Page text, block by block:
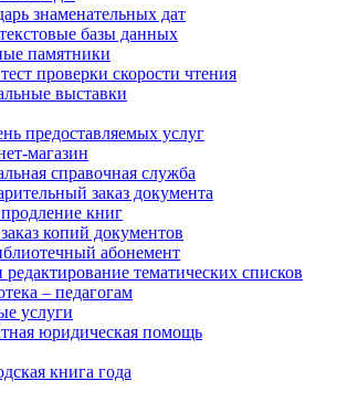
знаменательных дат
базы данных
памятники
проверки скорости чтения
выставки
предоставляемых услуг
магазин
справочная служба
заказ документа
книг
копий документов
абонемент
редактирование тематических списков
– педагогам
услуги
юридическая помощь
книга года